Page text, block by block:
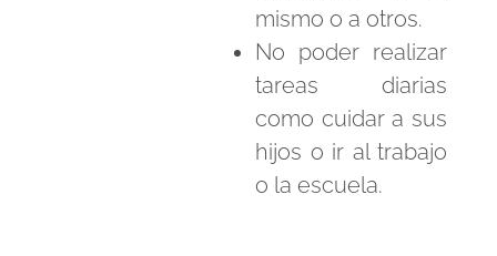
mismo o a otros.
No poder realizar
tareas diarias
como cuidar a sus
hijos o ir al trabajo
o la escuela.